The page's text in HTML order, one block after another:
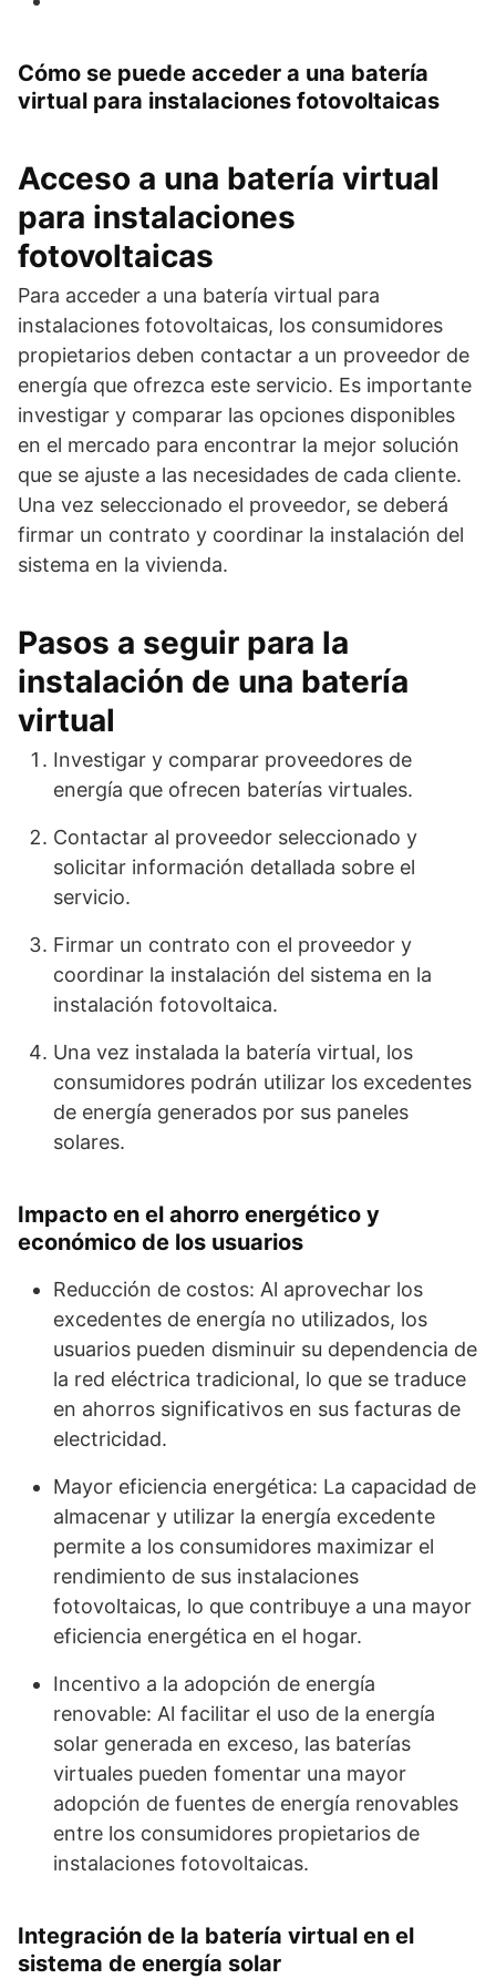
Cómo se puede acceder a una batería
virtual para instalaciones fotovoltaicas
Acceso a una batería virtual
para instalaciones
fotovoltaicas
Para acceder a una batería virtual para
instalaciones fotovoltaicas, los consumidores
propietarios deben contactar a un proveedor de
energía que ofrezca este servicio. Es importante
investigar y comparar las opciones disponibles
en el mercado para encontrar la mejor solución
que se ajuste a las necesidades de cada cliente.
Una vez seleccionado el proveedor, se deberá
firmar un contrato y coordinar la instalación del
sistema en la vivienda.
Pasos a seguir para la
instalación de una batería
virtual
Investigar y comparar proveedores de
energía que ofrecen baterías virtuales.
Contactar al proveedor seleccionado y
solicitar información detallada sobre el
servicio.
Firmar un contrato con el proveedor y
coordinar la instalación del sistema en la
instalación fotovoltaica.
Una vez instalada la batería virtual, los
consumidores podrán utilizar los excedentes
de energía generados por sus paneles
solares.
Impacto en el ahorro energético y
económico de los usuarios
Reducción de costos: Al aprovechar los
excedentes de energía no utilizados, los
usuarios pueden disminuir su dependencia de
la red eléctrica tradicional, lo que se traduce
en ahorros significativos en sus facturas de
electricidad.
Mayor eficiencia energética: La capacidad de
almacenar y utilizar la energía excedente
permite a los consumidores maximizar el
rendimiento de sus instalaciones
fotovoltaicas, lo que contribuye a una mayor
eficiencia energética en el hogar.
Incentivo a la adopción de energía
renovable: Al facilitar el uso de la energía
solar generada en exceso, las baterías
virtuales pueden fomentar una mayor
adopción de fuentes de energía renovables
entre los consumidores propietarios de
instalaciones fotovoltaicas.
Integración de la batería virtual en el
sistema de energía solar